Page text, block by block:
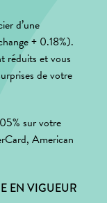
d’une
+ 0.18%).
réduits et vous
de votre
sur votre
American
EN VIGUEUR